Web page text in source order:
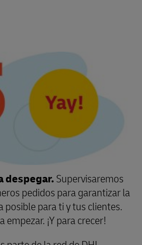
despegar. Supervisaremos
pedidos para garantizar la
posible para ti y tus clientes.
empezar. ¡Y para crecer!